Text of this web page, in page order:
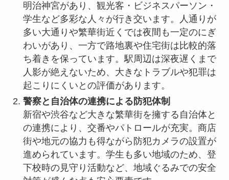
明治神宮があり、観光客・ビジネスパーソン・
学生など多彩な人々が行き交います。人通りが
多い大通りや繁華街近くでは夜間も一定のにぎ
わいがあり、一方で路地裏や住宅街は比較的落
ち着きを保っています。駅周辺は深夜遅くまで
人影が絶えないため、大きなトラブルや犯罪は
起こりにくいとの評価があります。
警察と自治体の連携による防犯体制
新宿や渋谷など大きな繁華街を擁する自治体と
の連携により、交番やパトロールが充実。商店
街や地元の協力も得ながら防犯カメラの設置が
進められています。学生も多い地域のため、登
下校時の見守り活動など、地域ぐるみでの安全